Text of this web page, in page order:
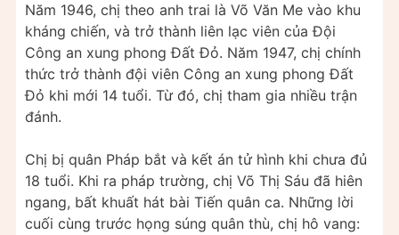
Năm 1946, chị theo anh trai là Võ Văn Me vào khu
kháng chiến, và trở thành liên lạc viên của Đội
Công an xung phong Đất Đỏ. Năm 1947, chị chính
thức trở thành đội viên Công an xung phong Đất
Đỏ khi mới 14 tuổi. Từ đó, chị tham gia nhiều trận
đánh.
Chị bị quân Pháp bắt và kết án tử hình khi chưa đủ
18 tuổi. Khi ra pháp trường, chị Võ Thị Sáu đã hiên
ngang, bất khuất hát bài Tiến quân ca. Những lời
cuối cùng trước họng súng quân thù, chị hô vang: